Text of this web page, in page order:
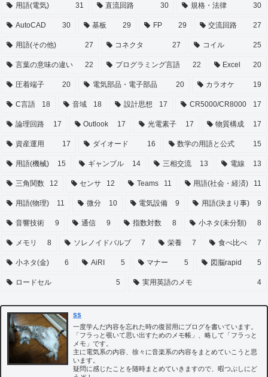
用語(電気) 31 直流回路 30 規格・法律 30
AutoCAD 30 基板 29 FP 29 交流回路 27
用語(その他) 27 コネクタ 27 コイル 25
言葉の意味の違い 22 プログラミング言語 22 Excel 20
圧着端子 20 電気部品・電子部品 20 カラオケ 19
C言語 18 音域 18 設計思想 17 CR5000/CR8000 17
論理回路 17 Outlook 17 光電素子 17 物質構成 17
資産運用 17 ダイオード 16 数学の用語と公式 15
用語(機械) 15 ギャンブル 14 三相交流 13 電線 13
三角関数 12 センサ 12 Teams 11 用語(社会・経済) 11
用語(物理) 11 微分 10 電気設備 9 用語(決まり事) 9
音響技術 9 通信 9 指数対数 8 小ネタ(未分類) 8
メモリ 8 ソレノイドバルブ 7 栄養 7 食べ比べ 7
小ネタ(金) 6 AiRI 5 マナー 5 図脳rapid 5
ロードセル 5 実用英語のメモ 4
ss
一度学んだ内容を忘れた時の復習用にブログを書いています。
「フラっと覗いて思い出すためのメモ帳」、略して「フラっと
メモ」です。
主に電気系の内容、徐々に音楽系の内容をまとめていこうと思
います。
疑問に感じたことを随時まとめていきますので、暇つぶしにど